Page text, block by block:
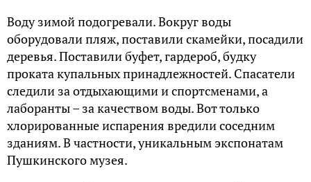
Воду зимой подогревали. Вокруг воды
оборудовали пляж, поставили скамейки, посадили
деревья. Поставили буфет, гардероб, будку
проката купальных принадлежностей. Спасатели
следили за отдыхающими и спортсменами, а
лаборанты – за качеством воды. Вот только
хлорированные испарения вредили соседним
зданиям. В частности, уникальным экспонатам
Пушкинского музея.